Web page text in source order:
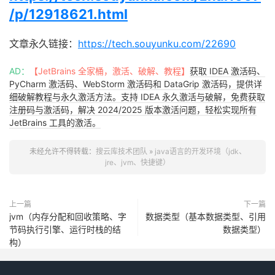
/p/12918621.html
文章永久链接： https://tech.souyunku.com/22690
AD： 【JetBrains 全家桶，激活、破解、教程】 获取 IDEA 激活码、
PyCharm 激活码、WebStorm 激活码和 DataGrip 激活码，提供详
细破解教程与永久激活方法。支持 IDEA 永久激活与破解，免费获取
注册码与激活码，解决 2024/2025 版本激活问题，轻松实现所有
JetBrains 工具的激活。
未经允许不得转载： 搜云库技术团队 » java语言的开发环境（jdk、
jre、jvm、快捷键）
上一篇
jvm（内存分配和回收策略、字
节码执行引擎、运行时栈的结
构）
下一篇
数据类型（基本数据类型、引用
数据类型）